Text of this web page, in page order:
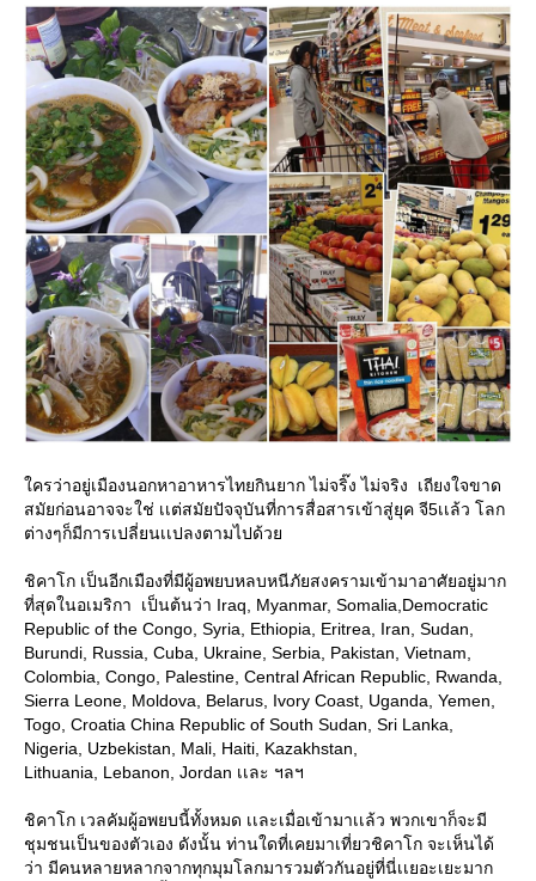
ใครว่าอยู่เมืองนอกหาอาหารไทยกินยาก ไม่จริ๊ง ไม่จริง เถียงใจขาด
สมัยก่อนอาจจะใช่ เเต่สมัยปัจจุบันที่การสื่อสารเข้าสู่ยุค จี5เเล้ว โลก
ต่างๆก็มีการเปลี่ยนเเปลงตามไปด้วย
ชิคาโก เป็นอีกเมืองที่มีผู้อพยบหลบหนีภัยสงครามเข้ามาอาศัยอยู่มาก
ที่สุดในอเมริกา เป็นต้นว่า Iraq, Myanmar, Somalia,Democratic
Republic of the Congo, Syria, Ethiopia, Eritrea, Iran, Sudan,
Burundi, Russia, Cuba, Ukraine, Serbia, Pakistan, Vietnam,
Colombia, Congo, Palestine, Central African Republic, Rwanda,
Sierra Leone, Moldova, Belarus, Ivory Coast, Uganda, Yemen,
Togo, Croatia China Republic of South Sudan, Sri Lanka,
Nigeria, Uzbekistan, Mali, Haiti, Kazakhstan,
Lithuania, Lebanon, Jordan เเละ ฯลฯ
ชิคาโก เวลคัมผู้อพยบนี้ทั้งหมด เเละเมื่อเข้ามาเเล้ว พวกเขาก็จะมี
ชุมชนเป็นของตัวเอง ดังนั้น ท่านใดที่เคยมาเที่ยวชิคาโก จะเห็นได้
ว่า มีคนหลายหลากจากทุกมุมโลกมารวมตัวกันอยู่ที่นี่เเยอะเยะมาก